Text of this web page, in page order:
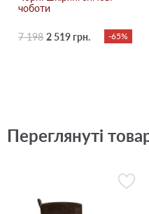
чоботи
7 198 2 519 грн. -65%
Переглянуті